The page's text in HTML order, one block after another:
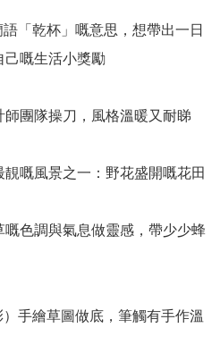
「乾杯」嘅意思，想帶出一日
己嘅生活小獎勵
團隊操刀，風格溫暖又耐睇
嘅風景之一：野花盛開嘅花田
嘅色調與氣息做靈感，帶少少蜂
手繪草圖做底，筆觸有手作溫